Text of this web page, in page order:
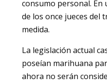
consumo personal. En
de los once jueces del
medida.
La legislación actual
poseían marihuana
ahora no serán